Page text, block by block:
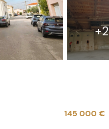
+2
145 000 €